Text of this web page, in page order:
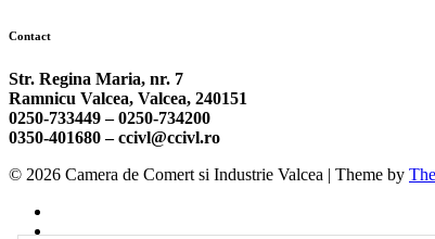
Contact
Str. Regina Maria, nr. 7
Ramnicu Valcea, Valcea, 240151
0250-733449 –0250-734200
0350-401680 –ccivl@ccivl.ro
© 2026 Camera de Comert si Industrie Valcea | Theme by